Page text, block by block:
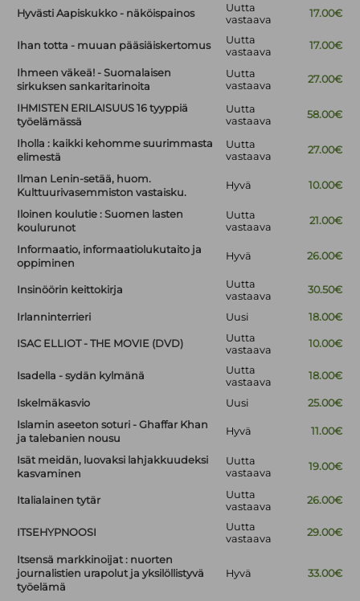
Hyvästi Aapiskukko - näköispainos
Uutta
vastaava
17.00€
Ihan totta - muuan pääsiäiskertomus
Uutta
vastaava
17.00€
Ihmeen väkeä! - Suomalaisen
sirkuksen sankaritarinoita
Uutta
vastaava
27.00€
IHMISTEN ERILAISUUS 16 tyyppiä
työelämässä
Uutta
vastaava
58.00€
Iholla : kaikki kehomme suurimmasta
elimestä
Uutta
vastaava
27.00€
Ilman Lenin-setää, huom.
Kulttuurivasemmiston vastaisku.
Hyvä 10.00€
Iloinen koulutie : Suomen lasten
koulurunot
Uutta
vastaava
21.00€
Informaatio, informaatiolukutaito ja
oppiminen
Hyvä 26.00€
Insinöörin keittokirja
Uutta
vastaava
30.50€
Irlanninterrieri Uusi 18.00€
ISAC ELLIOT - THE MOVIE (DVD)
Uutta
vastaava
10.00€
Isadella - sydän kylmänä
Uutta
vastaava
18.00€
Iskelmäkasvio Uusi
25.00€
Islamin aseeton soturi - Ghaffar Khan
ja talebanien nousu
Hyvä 11.00€
Isät meidän, luovaksi lahjakkuudeksi
kasvaminen
Uutta
vastaava
19.00€
Italialainen tytär
Uutta
vastaava
26.00€
ITSEHYPNOOSI
Uutta
vastaava
29.00€
Itsensä markkinoijat : nuorten
journalistien urapolut ja yksilöllistyvä
työelämä
Hyvä 33.00€